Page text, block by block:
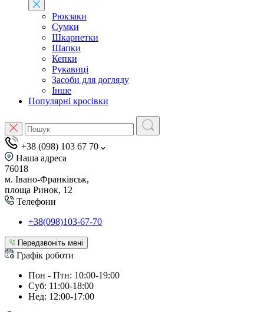
Рюкзаки
Сумки
Шкарпетки
Шапки
Кепки
Рукавиці
Засоби для догляду
Інше
Популярні кросівки
+38 (098) 103 67 70
Наша адреса
76018
м. Івано-Франківськ,
площа Ринок, 12
Телефони
+38(098)103-67-70
Передзвоніть мені
Графік роботи
Пон - Птн: 10:00-19:00
Суб: 11:00-18:00
Нед: 12:00-17:00